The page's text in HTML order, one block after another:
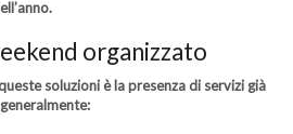
organizzato
soluzioni è la presenza di servizi già